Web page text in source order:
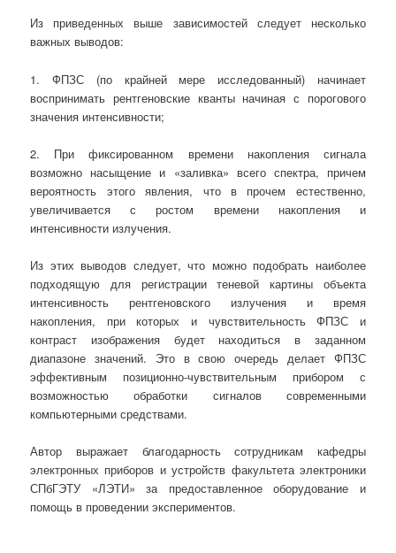
Из приведенных выше зависимостей следует несколько
важных выводов:
1. ФПЗС (по крайней мере исследованный) начинает
воспринимать рентгеновские кванты начиная с порогового
значения интенсивности;
2. При фиксированном времени накопления сигнала
возможно насыщение и «заливка» всего спектра, причем
вероятность этого явления, что в прочем естественно,
увеличивается с ростом времени накопления и
интенсивности излучения.
Из этих выводов следует, что можно подобрать наиболее
подходящую для регистрации теневой картины объекта
интенсивность рентгеновского излучения и время
накопления, при которых и чувствительность ФПЗС и
контраст изображения будет находиться в заданном
диапазоне значений. Это в свою очередь делает ФПЗС
эффективным позиционно-чувствительным прибором с
возможностью обработки сигналов современными
компьютерными средствами.
Автор выражает благодарность сотрудникам кафедры
электронных приборов и устройств факультета электроники
СПбГЭТУ «ЛЭТИ» за предоставленное оборудование и
помощь в проведении экспериментов.